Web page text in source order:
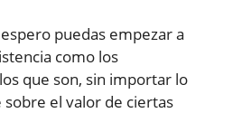
puedas empezar a
como los
que son, sin importar lo
sobre el valor de ciertas